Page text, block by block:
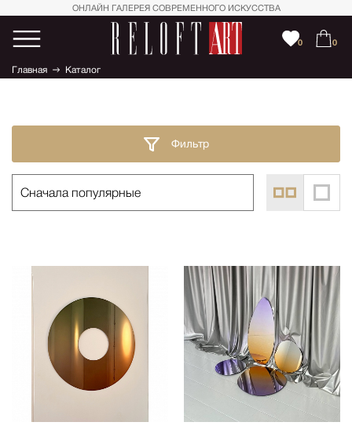
ОНЛАЙН ГАЛЕРЕЯ СОВРЕМЕННОГО ИСКУССТВА
0 0
Главная Каталог
Фильтр